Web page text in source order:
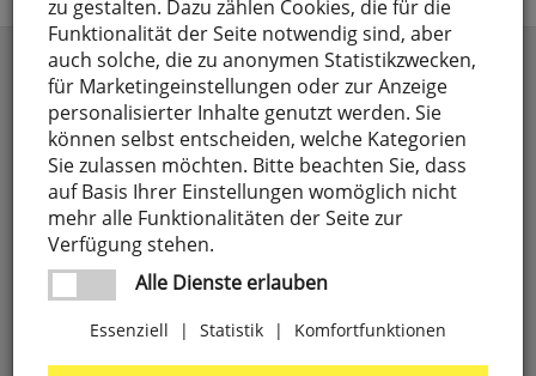
Beleuchtungssystem GARDEN 24
zu gestalten. Dazu zählen Cookies, die für die
Funktionalität der Seite notwendig sind, aber
auch solche, die zu anonymen Statistikzwecken,
für Marketingeinstellungen oder zur Anzeige
personalisierter Inhalte genutzt werden. Sie
können selbst entscheiden, welche Kategorien
Sie zulassen möchten. Bitte beachten Sie, dass
auf Basis Ihrer Einstellungen womöglich nicht
mehr alle Funktionalitäten der Seite zur
Verfügung stehen.
Alle Dienste erlauben
Essenziell | Statistik | Komfortfunktionen